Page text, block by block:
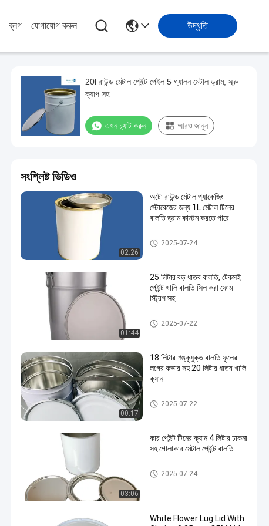
ব্লগ যোগাযোগ করুন উদ্ধৃতি
20l রাউন্ড মেটাল পেইন্ট পেইল 5 গ্যালন মেটাল ড্রাম, স্ক্রু
ক্যাপ সহ
এখন চ্যাট করুন আরও জানুন
সংশ্লিষ্ট ভিডিও
02:26
অটো রাউন্ড মেটাল প্যাকেজিং
স্টোরেজের জন্য 1L মেটাল টিনের
বালতি ড্রাম কাস্টম করতে পারে
গাড়ির পেইন্ট টিন
2025-07-24
01:44
25 লিটার বড় ধাতব বালতি, টেকসই
পেইন্ট খালি বালতি সিল করা ফোম
স্ট্রিপ সহ
মেটাল পেইন্ট বালতি
2025-07-22
00:17
18 লিটার শঙ্কুযুক্ত বালতি ফুলের
লগের কভার সহ 20 লিটার ধাতব খালি
ক্যান
শিল্প পেইন্ট টিন
2025-07-22
03:06
কার পেইন্ট টিনের ক্যান 4 লিটার ঢাকনা
সহ গোলাকার মেটাল পেইন্ট বালতি
পেইন্ট টিনের ক্যান
2025-07-24
White Flower Lug Lid With